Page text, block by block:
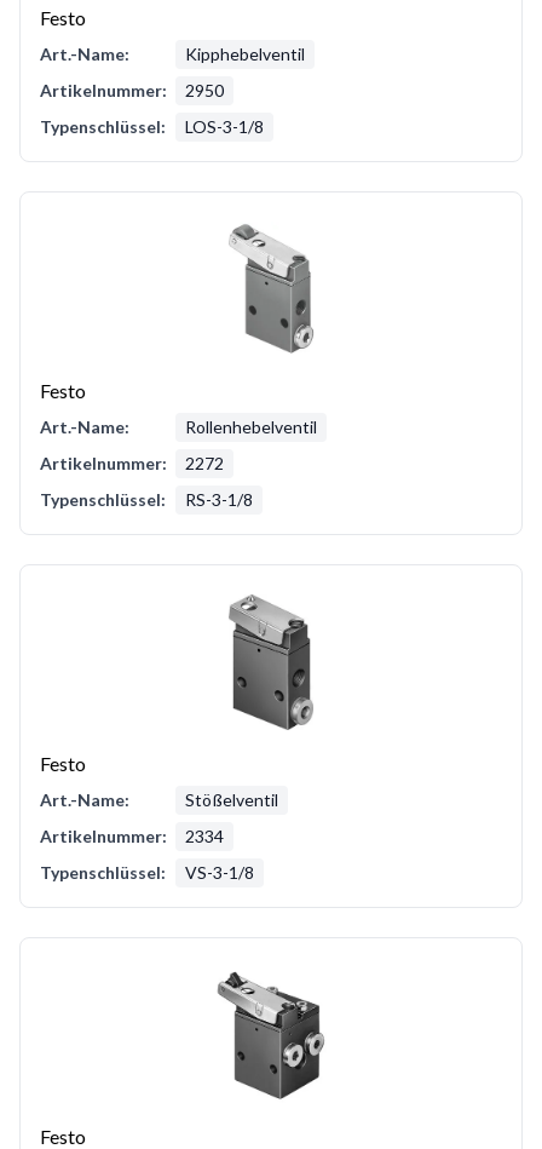
Festo
Art.-Name:
Kipphebelventil
Artikelnummer:
2950
Typenschlüssel:
LOS-3-1/8
Festo
Art.-Name:
Rollenhebelventil
Artikelnummer:
2272
Typenschlüssel:
RS-3-1/8
Festo
Art.-Name:
Stößelventil
Artikelnummer:
2334
Typenschlüssel:
VS-3-1/8
Festo